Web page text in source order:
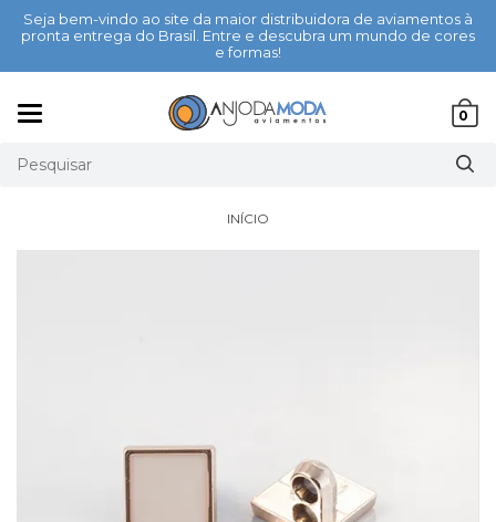
Seja bem-vindo ao site da maior distribuidora de aviamentos à
pronta entrega do Brasil. Entre e descubra um mundo de cores
e formas!
0
INÍCIO